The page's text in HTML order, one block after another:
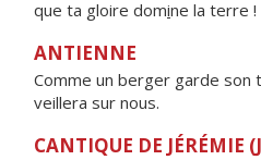
que ta gloire domine la terre !
ANTIENNE
Comme un berger garde son
veillera sur nous.
CANTIQUE DE JÉRÉMIE